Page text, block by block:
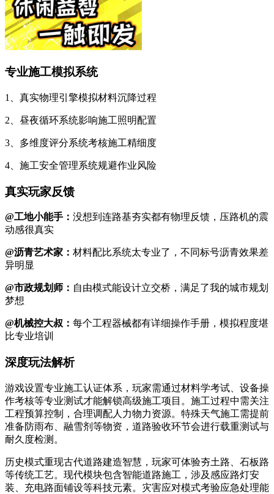
专业施工模拟系统
1、真实物理引擎模拟材料沉降过程
2、昼夜循环系统影响施工照明配置
3、多维度评分系统考核施工精细度
4、施工安全管理系统规避作业风险
真实玩家反馈
@工地小能手： 没想到连路基夯实都有物理反馈，压路机的震
动感很真实
@沥青艺术家： 材料配比系统太专业了，不同标号沥青效果差
异明显
@市政规划师： 自由模式能设计立交桥，满足了我的城市规划
梦想
@机械控大叔： 每个工程器械都有详细操作手册，模拟程度堪
比专业培训
深度玩法解析
游戏设置专业施工认证体系，玩家需通过材料学考试、设备操
作考核等专业测试才能解锁高级施工项目。施工过程中需关注
工程预算控制，合理调配人力物力资源。特殊天气施工需提前
准备防雨布、融雪剂等物资，道路验收环节会进行载重测试与
耐久度检测。
历史模式重现古代道路建造智慧，玩家可体验夯土路、石板路
等传统工艺。现代模块包含智能道路施工，涉及感应路灯安
装、充电路面铺设等科技元素。灾害应对模式考验应急处理能